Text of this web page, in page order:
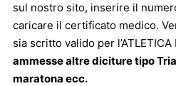
sul nostro sito, inserire il
caricare il certificato medico.
sia scritto valido per l’ATLETICA
ammesse altre diciture tipo
maratona ecc.